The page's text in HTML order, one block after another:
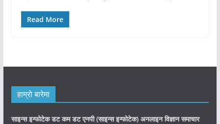
Read More
हाम्रो बारेमा
साइन्स इन्फोटेक डट कम डट एनपी (साइन्सइन्फोटेक) अनलाइन विज्ञान समाचार